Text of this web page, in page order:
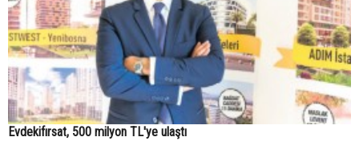
Evdekifırsat, 500 milyon TL'ye ulaştı